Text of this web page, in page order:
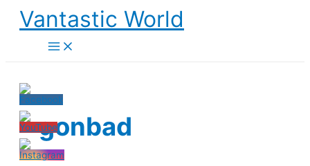
Skip
content
Vantastic World
gonbad